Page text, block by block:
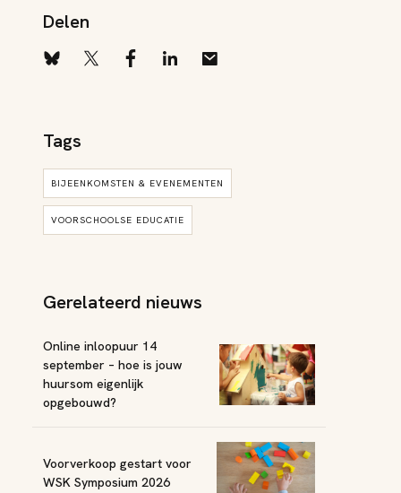
Delen
Tags
BIJEENKOMSTEN & EVENEMENTEN
VOORSCHOOLSE EDUCATIE
Gerelateerd nieuws
Online inloopuur 14
september – hoe is jouw
huursom eigenlijk
opgebouwd?
Voorverkoop gestart voor
WSK Symposium 2026